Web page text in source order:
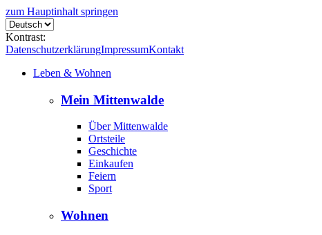
zum Hauptinhalt springen
Kontrast:
DatenschutzerklärungImpressumKontakt
Leben & Wohnen
Mein Mittenwalde
Über Mittenwalde
Ortsteile
Geschichte
Einkaufen
Feiern
Sport
Wohnen